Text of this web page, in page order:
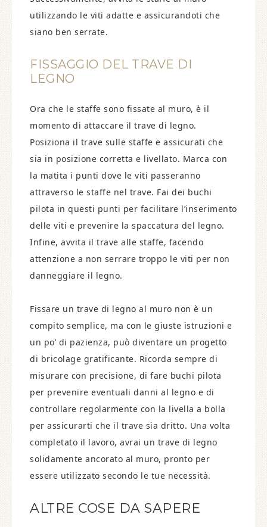
utilizzando le viti adatte e assicurandoti che
siano ben serrate.
FISSAGGIO DEL TRAVE DI
LEGNO
Ora che le staffe sono fissate al muro, è il
momento di attaccare il trave di legno.
Posiziona il trave sulle staffe e assicurati che
sia in posizione corretta e livellato. Marca con
la matita i punti dove le viti passeranno
attraverso le staffe nel trave. Fai dei buchi
pilota in questi punti per facilitare l’inserimento
delle viti e prevenire la spaccatura del legno.
Infine, avvita il trave alle staffe, facendo
attenzione a non serrare troppo le viti per non
danneggiare il legno.
Fissare un trave di legno al muro non è un
compito semplice, ma con le giuste istruzioni e
un po’ di pazienza, può diventare un progetto
di bricolage gratificante. Ricorda sempre di
misurare con precisione, di fare buchi pilota
per prevenire eventuali danni al legno e di
controllare regolarmente con la livella a bolla
per assicurarti che il trave sia dritto. Una volta
completato il lavoro, avrai un trave di legno
solidamente ancorato al muro, pronto per
essere utilizzato secondo le tue necessità.
ALTRE COSE DA SAPERE